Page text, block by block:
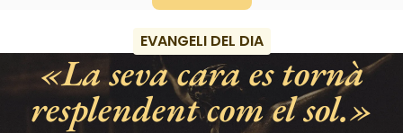
«A Raïms de Sant Jaume, raïms aigualits;
raïms de setembre te'n llepes els dits»,
segons una dita popular.
Photo
View on Facebook · Share
EVANGELI DEL DIA
La seva cara es tornà
resplendent com el sol.